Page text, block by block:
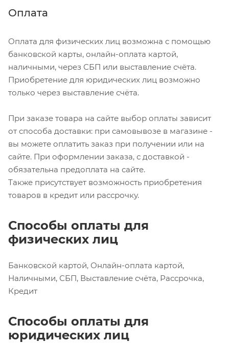
Оплата
Оплата для физических лиц возможна с помощью
банковской карты, онлайн-оплата картой,
наличными, через СБП или выставление счёта.
Приобретение для юридических лиц возможно
только через выставление счёта.
При заказе товара на сайте выбор оплаты зависит
от способа доставки: при самовывозе в магазине -
вы можете оплатить заказ при получении или на
сайте. При оформлении заказа, с доставкой -
обязательна предоплата на сайте.
Также присутствует возможность приобретения
товаров в кредит или рассрочку.
Способы оплаты для
физических лиц
Банковской картой, Онлайн-оплата картой,
Наличными, СБП, Выставление счёта, Рассрочка,
Кредит
Способы оплаты для
юридических лиц